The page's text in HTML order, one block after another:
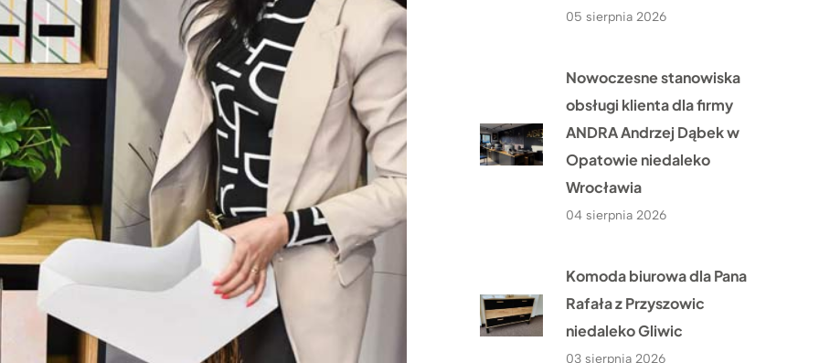
05 sierpnia 2026
Nowoczesne stanowiska
obsługi klienta dla firmy
ANDRA Andrzej Dąbek w
Opatowie niedaleko
Wrocławia
04 sierpnia 2026
Komoda biurowa dla Pana
Rafała z Przyszowic
niedaleko Gliwic
03 sierpnia 2026